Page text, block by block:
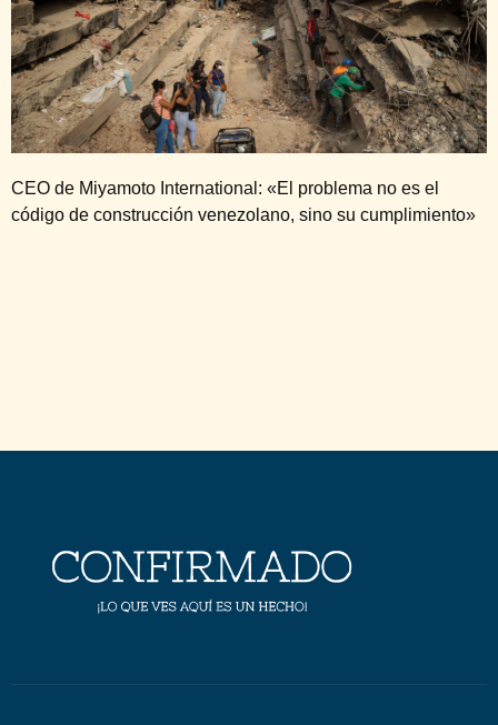
CEO de Miyamoto International: «El problema no es el
código de construcción venezolano, sino su cumplimiento»